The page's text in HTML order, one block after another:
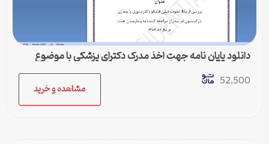
دانلود پایان نامه جهت اخذ مدرک دکترای پزشکی با موضوع
عفونت قبلی هلیکوباکتر پیلوری با بیماری پارکینسون
52,500
مشاهده و خرید